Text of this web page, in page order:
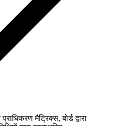
मैट्रिक्स, बोर्ड द्वारा